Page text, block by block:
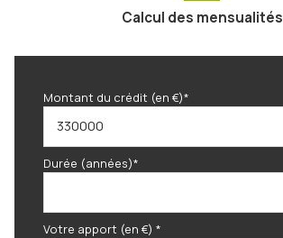
Calcul des mensualités
Montant du crédit (en €)*
Durée (années)*
Votre apport (en €) *